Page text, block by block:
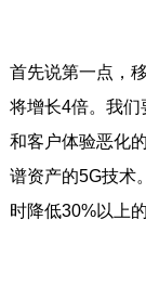
首先说第一点，
将增长4倍。我
和客户体验恶化
谱资产的5G技术
时降低30%以上